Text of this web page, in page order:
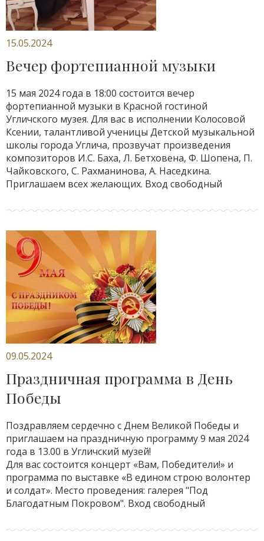
15.05.2024
Вечер фортепианной музыки
15 мая 2024 года в 18:00 состоится вечер
фортепианной музыки в Красной гостиной
Угличского музея. Для вас в исполнении Колосовой
Ксении, талантливой ученицы Детской музыкальной
школы города Углича, прозвучат произведения
композиторов И.С. Баха, Л. Бетховена, Ф. Шопена, П.
Чайковского, С. Рахманинова, А. Наседкина.
Приглашаем всех желающих. Вход свободный
09.05.2024
Праздничная программа в День
Победы
Поздравляем сердечно с Днем Великой Победы и
приглашаем на праздничную программу 9 мая 2024
года в 13.00 в Угличский музей!
Для вас состоится концерт «Вам, Победители!» и
программа по выставке «В едином строю волонтер
и солдат». Место проведения: галерея "Под
Благодатным Покровом". Вход свободный